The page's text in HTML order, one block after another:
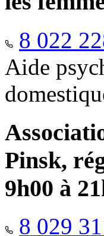
8 022
Aide
Pinsk,
9h00 à
8 029